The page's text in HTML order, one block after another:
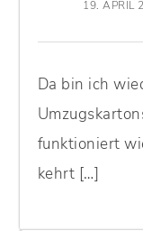
19. APRIL
Da bin ich
funktioniert
kehrt […]